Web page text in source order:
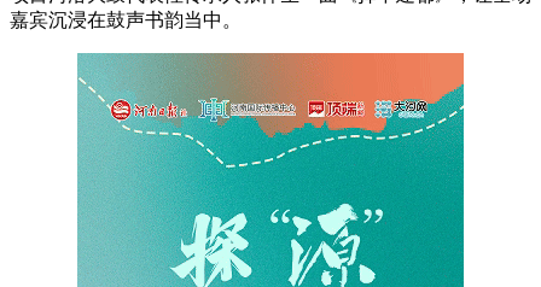
嘉宾沉浸在鼓声书韵当中。